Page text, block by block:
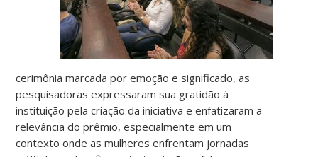
cerimônia marcada por emoção e significado, as
pesquisadoras expressaram sua gratidão à
instituição pela criação da iniciativa e enfatizaram a
relevância do prêmio, especialmente em um
contexto onde as mulheres enfrentam jornadas